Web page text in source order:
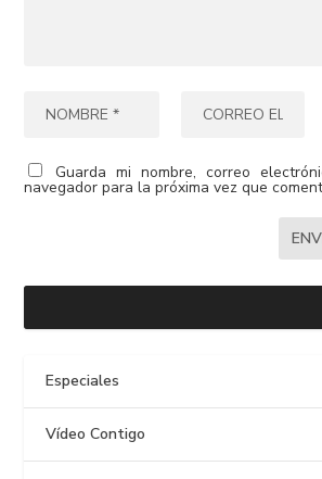
Guarda mi nombre, correo
navegador para la próxima vez que
Especiales
Vídeo Contigo